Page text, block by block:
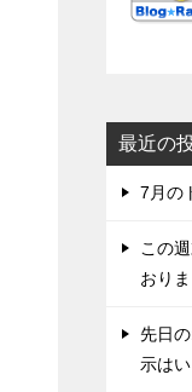
最近の
7月の
この
おり
先日
示は